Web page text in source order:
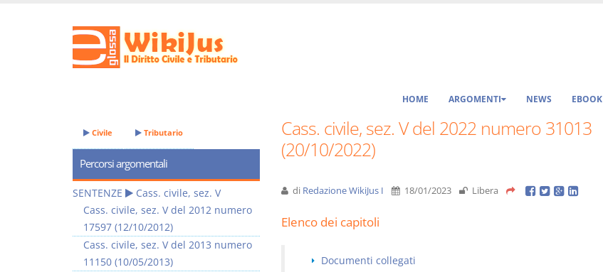
HOME ARGOMENTI NEWS EBOOK
Cass. civile, sez. V del 2022 numero 31013
(20/10/2022)
di Redazione WikiJus I 18/01/2023 Libera
Elenco dei capitoli
Documenti collegati
Civile Tributario
Percorsi argomentali
SENTENZE
Cass. civile, sez. V
Cass. civile, sez. V del 2012 numero
17597 (12/10/2012)
Cass. civile, sez. V del 2013 numero
11150 (10/05/2013)